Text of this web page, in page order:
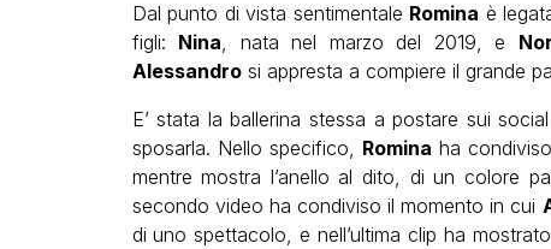
Dal punto di vista sentimentale Romina è
figli: Nina, nata nel marzo del 2019, e
Alessandrosi appresta a compiere il grande
E’ stata la ballerina stessa a postare sui
sposarla. Nello specifico, Romina ha
mentre mostra l’anello al dito, di un colore
secondo video ha condiviso il momento in cui
di uno spettacolo, e nell’ultima clip ha